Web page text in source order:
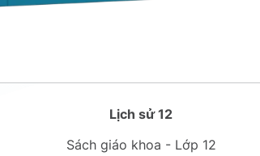
Lịch sử 12
Sách giáo khoa - Lớp 12